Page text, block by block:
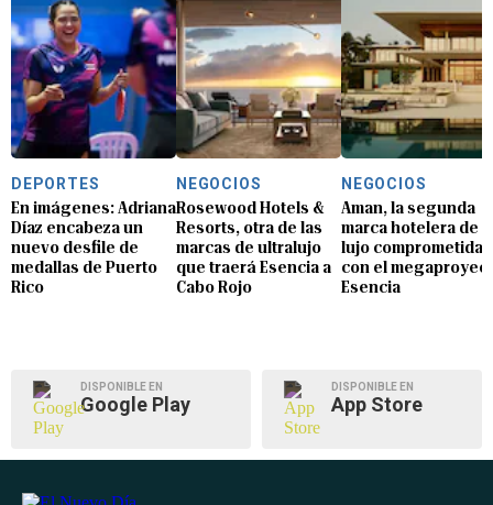
DEPORTES
En imágenes: Adriana
Díaz encabeza un
nuevo desfile de
medallas de Puerto
Rico
NEGOCIOS
Rosewood Hotels &
Resorts, otra de las
marcas de ultralujo
que traerá Esencia a
Cabo Rojo
NEGOCIOS
Aman, la segunda
marca hotelera de
lujo comprometida
con el
Esencia
DISPONIBLE EN
Google Play
DISPONIBLE EN
App Store